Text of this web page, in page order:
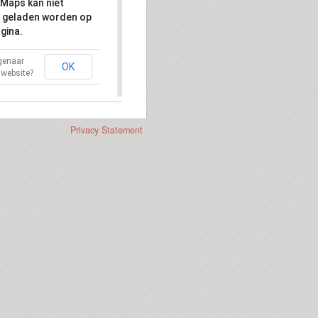
kan niet
worden op
OK
Privacy Statement